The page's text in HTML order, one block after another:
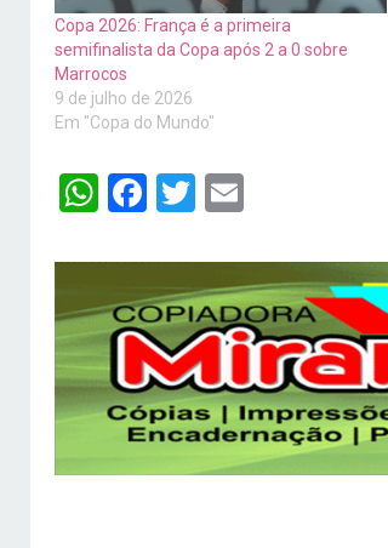
Copa 2026: França é a primeira
semifinalista da Copa após 2 a 0 sobre
Marrocos
9 de julho de 2026
Em "Copa do Mundo"
WhatsApp
Facebook
Twitter